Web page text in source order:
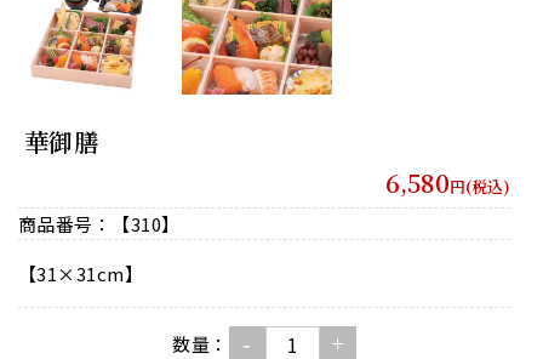
華御膳
6,580円(税込)
商品番号：【310】
【31×31cm】
数量： - +